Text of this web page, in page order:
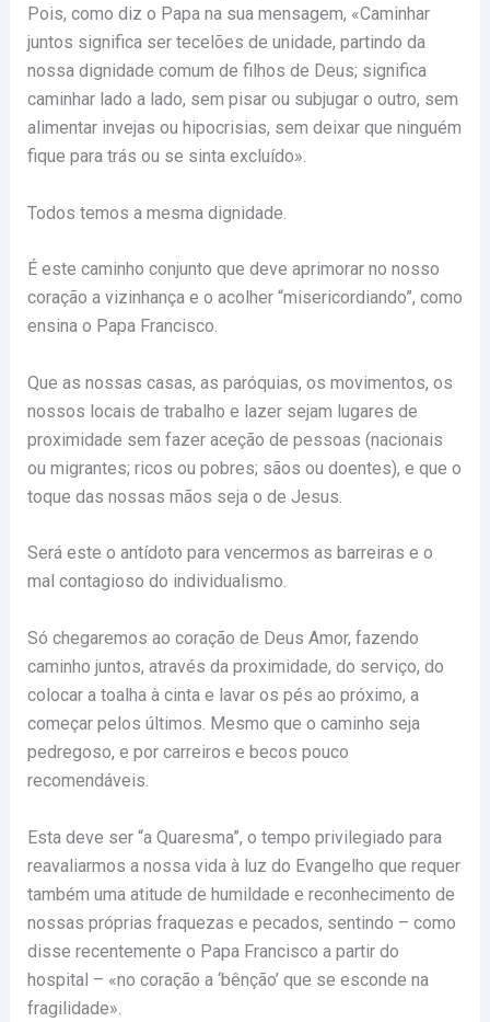
Pois, como diz o Papa na sua mensagem, «Caminhar
juntos significa ser tecelões de unidade, partindo da
nossa dignidade comum de filhos de Deus; significa
caminhar lado a lado, sem pisar ou subjugar o outro, sem
alimentar invejas ou hipocrisias, sem deixar que ninguém
fique para trás ou se sinta excluído».
Todos temos a mesma dignidade.
É este caminho conjunto que deve aprimorar no nosso
coração a vizinhança e o acolher “misericordiando”, como
ensina o Papa Francisco.
Que as nossas casas, as paróquias, os movimentos, os
nossos locais de trabalho e lazer sejam lugares de
proximidade sem fazer aceção de pessoas (nacionais
ou migrantes; ricos ou pobres; sãos ou doentes), e que o
toque das nossas mãos seja o de Jesus.
Será este o antídoto para vencermos as barreiras e o
mal contagioso do individualismo.
Só chegaremos ao coração de Deus Amor, fazendo
caminho juntos, através da proximidade, do serviço, do
colocar a toalha à cinta e lavar os pés ao próximo, a
começar pelos últimos. Mesmo que o caminho seja
pedregoso, e por carreiros e becos pouco
recomendáveis.
Esta deve ser “a Quaresma”, o tempo privilegiado para
reavaliarmos a nossa vida à luz do Evangelho que requer
também uma atitude de humildade e reconhecimento de
nossas próprias fraquezas e pecados, sentindo – como
disse recentemente o Papa Francisco a partir do
hospital – «no coração a ‘bênção’ que se esconde na
fragilidade».